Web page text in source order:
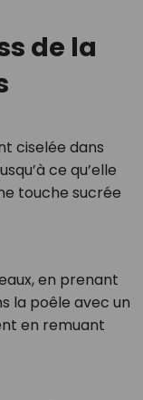
de la
ciselée dans
ce qu’elle
touche sucrée
en prenant
la poêle avec un
en remuant